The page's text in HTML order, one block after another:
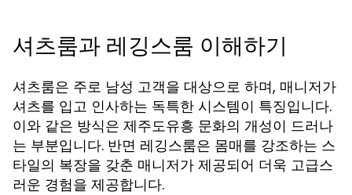
셔츠룸과 레깅스룸 이해하기
셔츠룸은 주로 남성 고객을 대상으로 하며, 매니저가
셔츠를 입고 인사하는 독특한 시스템이 특징입니다.
이와 같은 방식은 제주도유흥 문화의 개성이 드러나
는 부분입니다. 반면 레깅스룸은 몸매를 강조하는 스
타일의 복장을 갖춘 매니저가 제공되어 더욱 고급스
러운 경험을 제공합니다.